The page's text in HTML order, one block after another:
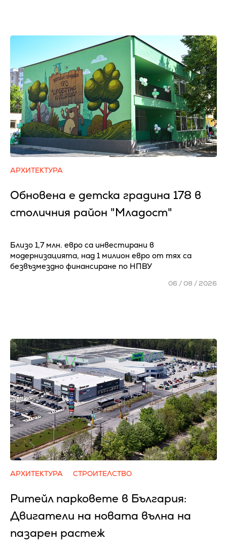
АРХИТЕКТУРА
Обновена е детска градина 178 в
столичния район "Младост"
Близо 1,7 млн. евро са инвестирани в
модернизацията, над 1 милион евро от тях са
безвъзмездно финансиране по НПВУ
06 / 08 / 2026
АРХИТЕКТУРА СТРОИТЕЛСТВО
Ритейл парковете в България:
Двигатели на новата вълна на
пазарен растеж